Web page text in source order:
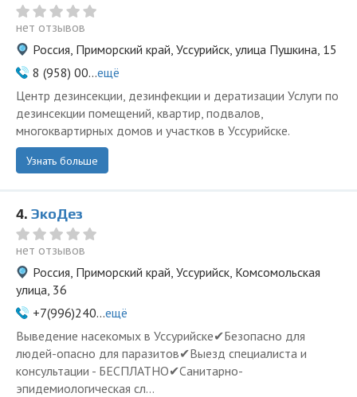
нет отзывов
Россия, Приморский край, Уссурийск, улица Пушкина, 15
8 (958) 00...ещё
Центр дезинсекции, дезинфекции и дератизации Услуги по
дезинсекции помещений, квартир, подвалов,
многоквартирных домов и участков в Уссурийске.
Узнать больше
4. ЭкоДез
нет отзывов
Россия, Приморский край, Уссурийск, Комсомольская
улица, 36
+7(996)240...ещё
Выведение насекомых в Уссурийске✔Безопасно для
людей-опасно для паразитов✔Выезд специалиста и
консультации - БЕСПЛАТНО✔Санитарно-
эпидемиологическая сл...